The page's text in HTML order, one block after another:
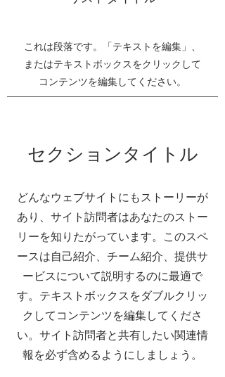
これは段落です。「テキストを編集」、
またはテキストボックスをクリックして
コンテンツを編集してください。
セクションタイトル
どんなウェブサイトにもストーリーが
あり、サイト訪問者はあなたのストー
リーを知りたがっています。このスペ
ースは自己紹介、チーム紹介、提供サ
ービスについて説明するのに最適で
す。テキストボックスをダブルクリッ
クしてコンテンツを編集してくださ
い。サイト訪問者と共有したい関連情
報を必ず含めるようにしましょう。